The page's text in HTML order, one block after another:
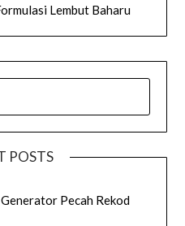
Lembut Baharu
POSTS
Pecah Rekod